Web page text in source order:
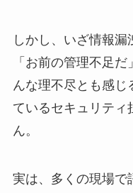
しかし、いざ情報漏
「お前の管理不足
んな理不尽とも感じ
ているセキュリティ
ん。
実は、多くの現場で